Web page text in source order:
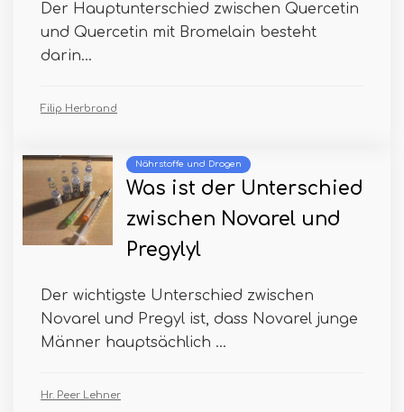
Der Hauptunterschied zwischen Quercetin
und Quercetin mit Bromelain besteht
darin...
Filip Herbrand
Nährstoffe und Drogen
Was ist der Unterschied
zwischen Novarel und
Pregylyl
Der wichtigste Unterschied zwischen
Novarel und Pregyl ist, dass Novarel junge
Männer hauptsächlich ...
Hr. Peer Lehner